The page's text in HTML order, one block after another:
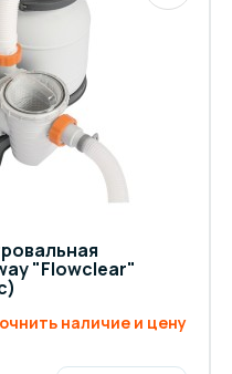
"Flowclear"
наличие и цену